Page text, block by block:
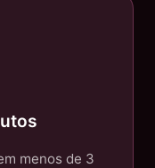
menos de 3